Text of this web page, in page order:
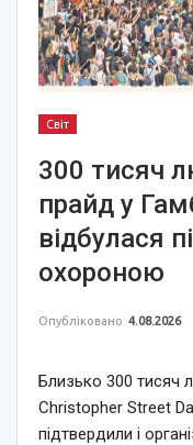
Світ
300 тисяч
прайд у
відбулася
охороною
Опубліковано 4.08.2026
Близько 300 тисяч
Christopher Street
підтвердили і